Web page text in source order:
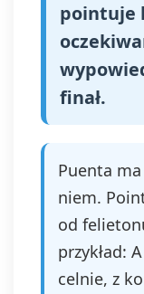
pointuje
finał.
Puenta
niem.
od
przykład:
celnie, z